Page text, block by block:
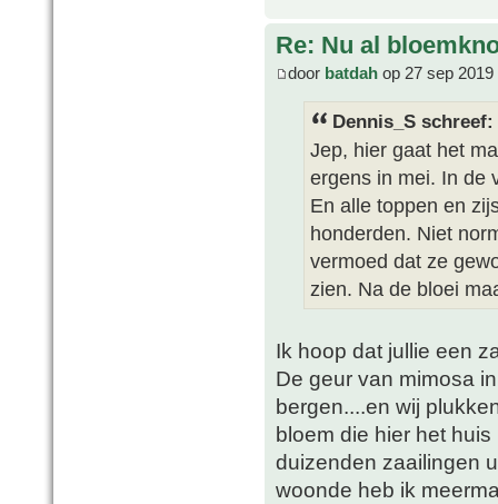
Re: Nu al
door batdah op 27 sep 2019
Dennis_S schreef:
Jep, hier gaat het
ergens in mei. In de
En alle toppen en
honderden. Niet
vermoed dat ze
zien. Na de bloei
Ik hoop dat jullie een
De geur van mimosa
bergen....en wij
bloem die hier het
duizenden zaailingen
woonde heb ik